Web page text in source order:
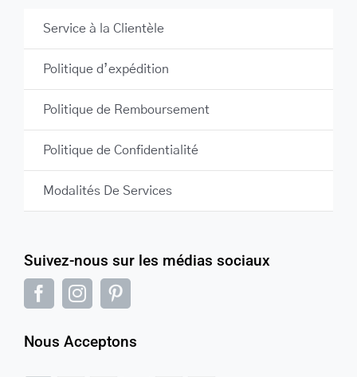
Suivez-nous sur les médias sociaux
Nous Acceptons
Service à la Clientèle
Politique d’expédition
Politique de Remboursement
Politique de Confidentialité
Modalités De Services